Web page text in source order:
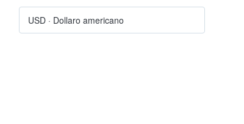
USD · Dollaro americano